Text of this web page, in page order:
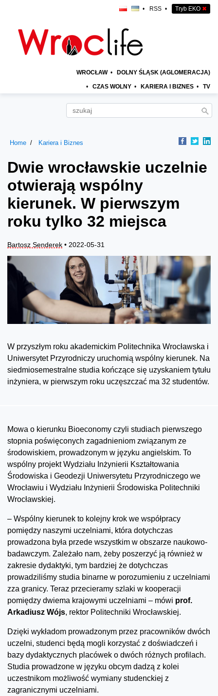
• RSS • Tryb EKO ✖
WROCŁAW • DOLNY ŚLĄSK (AGLOMERACJA)
• CZAS WOLNY • KARIERA I BIZNES • TV
Home Kariera i Biznes
Dwie wrocławskie uczelnie
otwierają wspólny
kierunek. W pierwszym
roku tylko 32 miejsca
Bartosz Senderek • 2022-05-31
W przyszłym roku akademickim Politechnika Wrocławska i
Uniwersytet Przyrodniczy uruchomią wspólny kierunek. Na
siedmiosemestralne studia kończące się uzyskaniem tytułu
inżyniera, w pierwszym roku uczęszczać ma 32 studentów.
Mowa o kierunku Bioeconomy czyli studiach pierwszego
stopnia poświęconych zagadnieniom związanym ze
środowiskiem, prowadzonym w języku angielskim. To
wspólny projekt Wydziału Inżynierii Kształtowania
Środowiska i Geodezji Uniwersytetu Przyrodniczego we
Wrocławiu i Wydziału Inżynierii Środowiska Politechniki
Wrocławskiej.
– Wspólny kierunek to kolejny krok we współpracy
pomiędzy naszymi uczelniami, która dotychczas
prowadzona była przede wszystkim w obszarze naukowo-
badawczym. Zależało nam, żeby poszerzyć ją również w
zakresie dydaktyki, tym bardziej że dotychczas
prowadziliśmy studia binarne w porozumieniu z uczelniami
zza granicy. Teraz przecieramy szlaki w kooperacji
pomiędzy dwiema krajowymi uczelniami – mówi prof.
Arkadiusz Wójs, rektor Politechniki Wrocławskiej.
Dzięki wykładom prowadzonym przez pracowników dwóch
uczelni, studenci będą mogli korzystać z doświadczeń i
bazy dydaktycznych placówek o dwóch różnych profilach.
Studia prowadzone w języku obcym dadzą z kolei
uczestnikom możliwość wymiany studenckiej z
zagranicznymi uczelniami.